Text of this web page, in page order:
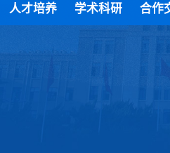
人才培养 学术科研 合作